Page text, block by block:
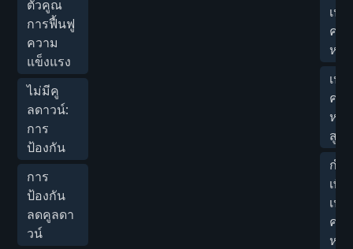
ตัวคูณ
การฟื้นฟู
ความ
แข็งแรง
ไม่มีคู
ลดาวน์:
การ
ป้องกัน
การ
ป้องกัน
ลดคูลดา
วน์
เป
คว
หา
เป
คว
หา
สูง
กำ
เพิ่
เป
คว
หา